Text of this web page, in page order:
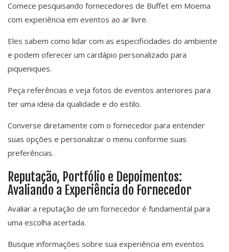
Comece pesquisando fornecedores de Buffet em Moema
com experiência em eventos ao ar livre.
Eles sabem como lidar com as especificidades do ambiente
e podem oferecer um cardápio personalizado para
piqueniques.
Peça referências e veja fotos de eventos anteriores para
ter uma ideia da qualidade e do estilo.
Converse diretamente com o fornecedor para entender
suas opções e personalizar o menu conforme suas
preferências.
Reputação, Portfólio e Depoimentos:
Avaliando a Experiência do Fornecedor
Avaliar a reputação de um fornecedor é fundamental para
uma escolha acertada.
Busque informações sobre sua experiência em eventos